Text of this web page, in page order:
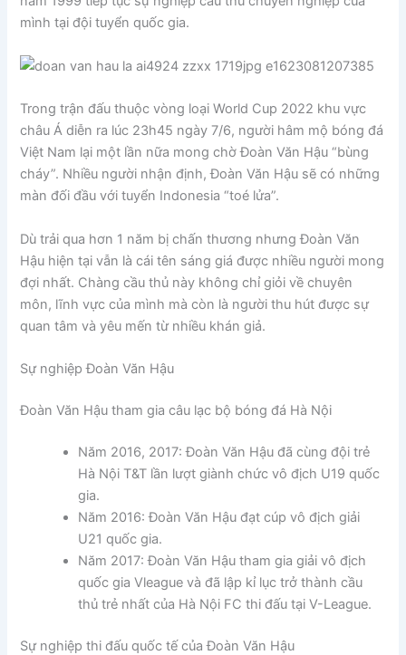
mình tại đội tuyển quốc gia.
Trong trận đấu thuộc vòng loại World Cup 2022 khu vực
châu Á diễn ra lúc 23h45 ngày 7/6, người hâm mộ bóng đá
Việt Nam lại một lần nữa mong chờ Đoàn Văn Hậu “bùng
cháy”. Nhiều người nhận định, Đoàn Văn Hậu sẽ có những
màn đối đầu với tuyển Indonesia “toé lửa”.
Dù trải qua hơn 1 năm bị chấn thương nhưng Đoàn Văn
Hậu hiện tại vẫn là cái tên sáng giá được nhiều người mong
đợi nhất. Chàng cầu thủ này không chỉ giỏi về chuyên
môn, lĩnh vực của mình mà còn là người thu hút được sự
quan tâm và yêu mến từ nhiều khán giả.
Sự nghiệp Đoàn Văn Hậu
Đoàn Văn Hậu tham gia câu lạc bộ bóng đá Hà Nội
Năm 2016, 2017: Đoàn Văn Hậu đã cùng đội trẻ
Hà Nội T&T lần lượt giành chức vô địch U19 quốc
gia.
Năm 2016: Đoàn Văn Hậu đạt cúp vô địch giải
U21 quốc gia.
Năm 2017: Đoàn Văn Hậu tham gia giải vô địch
quốc gia Vleague và đã lập kỉ lục trở thành cầu
thủ trẻ nhất của Hà Nội FC thi đấu tại V-League.
Sự nghiệp thi đấu quốc tế của Đoàn Văn Hậu